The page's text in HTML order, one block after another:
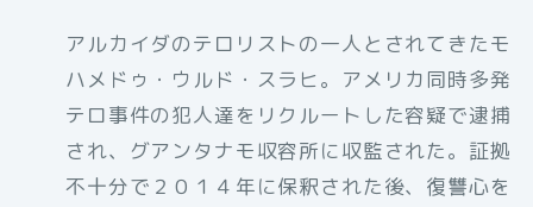
アルカイダのテロリストの一人とされてきたモ
ハメドゥ・ウルド・スラヒ。アメリカ同時多発
テロ事件の犯人達をリクルートした容疑で逮捕
され、グアンタナモ収容所に収監された。証拠
不十分で２０１４年に保釈された後、復讐心を